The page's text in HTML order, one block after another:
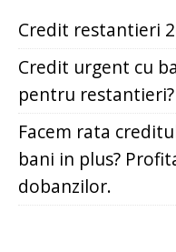
Credit restantieri
Credit urgent cu
pentru
Facem rata
bani in plus?
dobanzilor.